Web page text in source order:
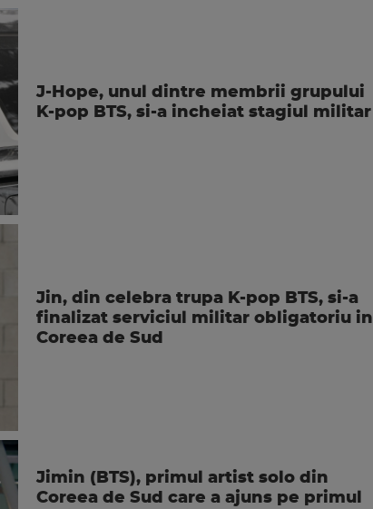
J-Hope, unul dintre membrii grupului
K-pop BTS, si-a incheiat stagiul militar
Jin, din celebra trupa K-pop BTS, si-a
finalizat serviciul militar obligatoriu in
Coreea de Sud
Jimin (BTS), primul artist solo din
Coreea de Sud care a ajuns pe primul